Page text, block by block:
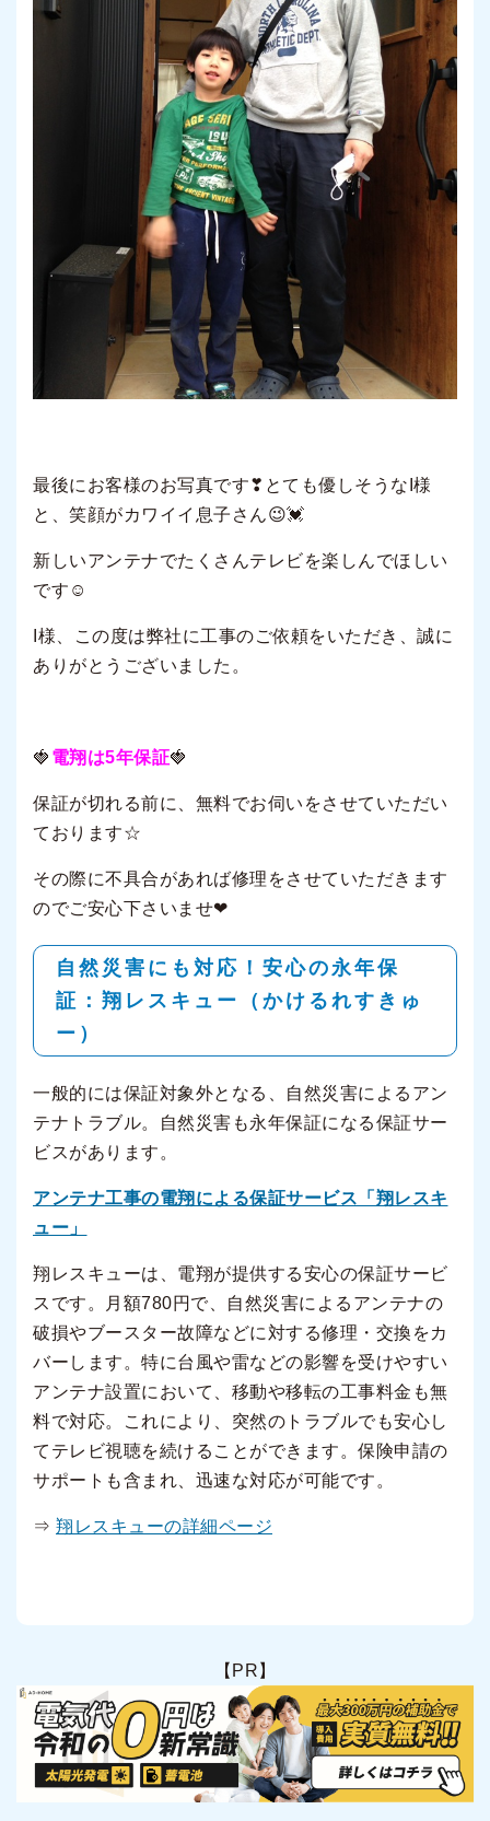
最後にお客様のお写真です❣とても優しそうなI様
と、笑顔がカワイイ息子さん😉💓
新しいアンテナでたくさんテレビを楽しんでほしい
です☺
I様、この度は弊社に工事のご依頼をいただき、誠に
ありがとうございました。
🍓 電翔は5年保証🍓
保証が切れる前に、無料でお伺いをさせていただい
ております☆
その際に不具合があれば修理をさせていただきます
のでご安心下さいませ❤
自然災害にも対応！安心の永年保
証：翔レスキュー（かけるれすきゅ
ー）
一般的には保証対象外となる、自然災害によるアン
テナトラブル。自然災害も永年保証になる保証サー
ビスがあります。
アンテナ工事の電翔による保証サービス「翔レスキ
ュー」
翔レスキューは、電翔が提供する安心の保証サービ
スです。月額780円で、自然災害によるアンテナの
破損やブースター故障などに対する修理・交換をカ
バーします。特に台風や雷などの影響を受けやすい
アンテナ設置において、移動や移転の工事料金も無
料で対応。これにより、突然のトラブルでも安心し
てテレビ視聴を続けることができます。保険申請の
サポートも含まれ、迅速な対応が可能です。
⇒ 翔レスキューの詳細ページ
【PR】